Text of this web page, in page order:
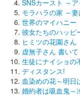
SNSカースト ～ア
モラハラの家 ～
世界のマイハニ
彼女たちのハッピ
ヒミツの花園さん
虚無子さん 書い
生徒にナイショの
ディスタンス!
血染めの花～明日
婚約者は吸血鬼～